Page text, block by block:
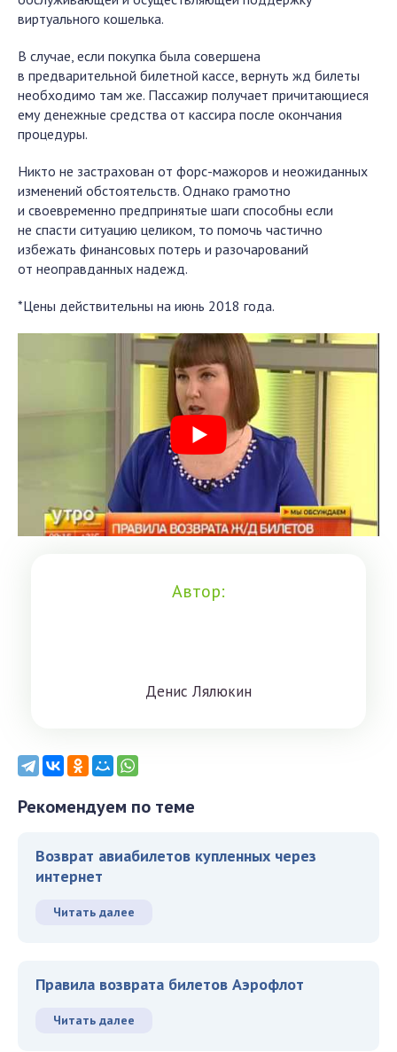
виртуального кошелька.
В случае, если покупка была совершена
в предварительной билетной кассе, вернуть жд билеты
необходимо там же. Пассажир получает причитающиеся
ему денежные средства от кассира после окончания
процедуры.
Никто не застрахован от форс-мажоров и неожиданных
изменений обстоятельств. Однако грамотно
и своевременно предпринятые шаги способны если
не спасти ситуацию целиком, то помочь частично
избежать финансовых потерь и разочарований
от неоправданных надежд.
*Цены действительны на июнь 2018 года.
Автор:
Дeниc Лялюкин
Рекомендуем по теме
Возврат авиабилетов купленных через
интернет
Читать далее
Правила возврата билетов Аэрофлот
Читать далее